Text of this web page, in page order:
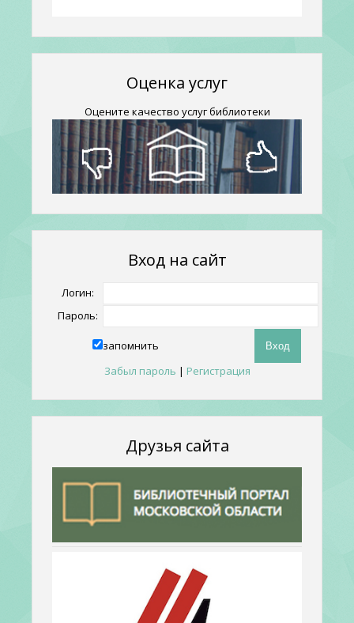
Оценка услуг
Оцените качество услуг библиотеки
Вход на сайт
Логин:
Пароль:
запомнить
Забыл пароль | Регистрация
Друзья сайта